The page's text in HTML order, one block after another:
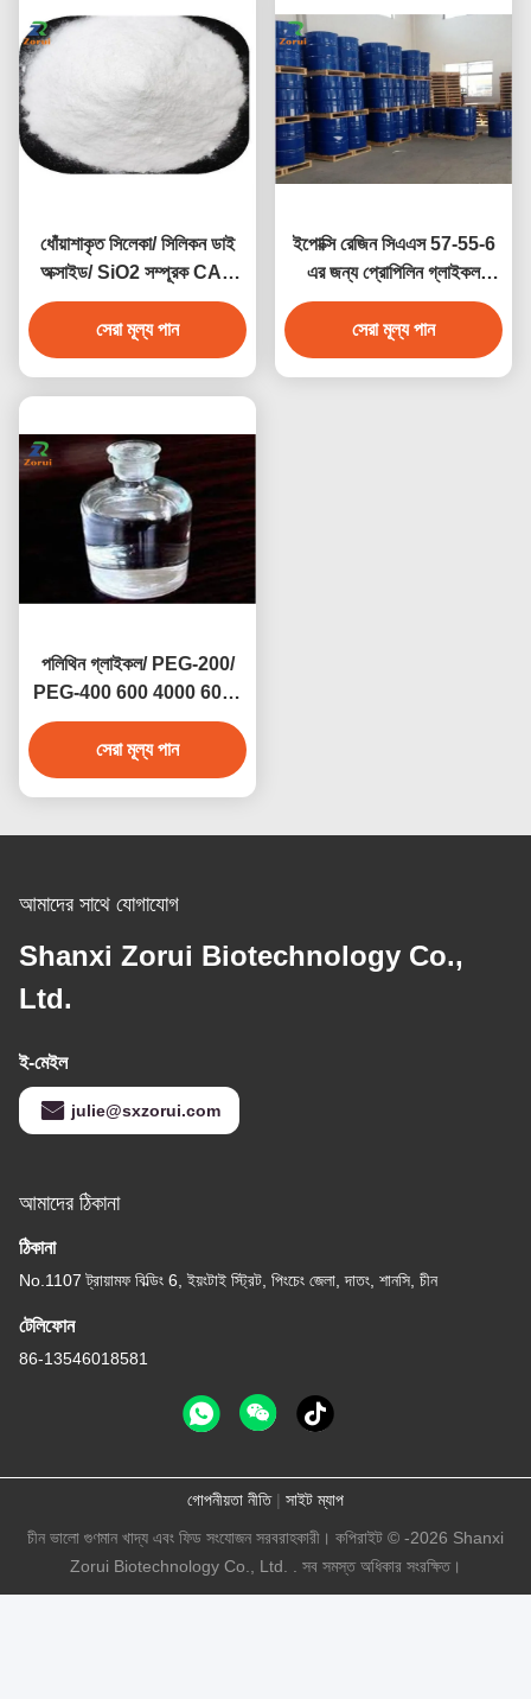
ধোঁয়াশাকৃত সিলেকা/ সিলিকন ডাই
অক্সাইড/ SiO2 সম্পূরক CAS
7631-86-9 E551
সেরা মূল্য পান
ইপোক্সি রেজিন সিএএস 57-55-6
এর জন্য প্রোপিলিন গ্লাইকল
ইন্ডাস্ট্রিয়াল গ্রেড কেমিক্যালস পিজি
সেরা মূল্য পান
পলিথিন গ্লাইকল/ PEG-200/
PEG-400 600 4000 6000
8000 CAS 25322-68-3
সেরা মূল্য পান
আমাদের সাথে যোগাযোগ
Shanxi Zorui Biotechnology Co.,
Ltd.
ই-মেইল
julie@sxzorui.com
আমাদের ঠিকানা
ঠিকানা
No.1107 ট্রায়ামফ বিল্ডিং 6, ইয়ংটাই স্ট্রিট, পিংচেং জেলা, দাতং, শানসি, চীন
টেলিফোন
86-13546018581
গোপনীয়তা নীতি| সাইট ম্যাপ
চীন ভালো গুণমান খাদ্য এবং ফিড সংযোজন সরবরাহকারী। কপিরাইট © -2026 Shanxi
Zorui Biotechnology Co., Ltd. . সব সমস্ত অধিকার সংরক্ষিত।